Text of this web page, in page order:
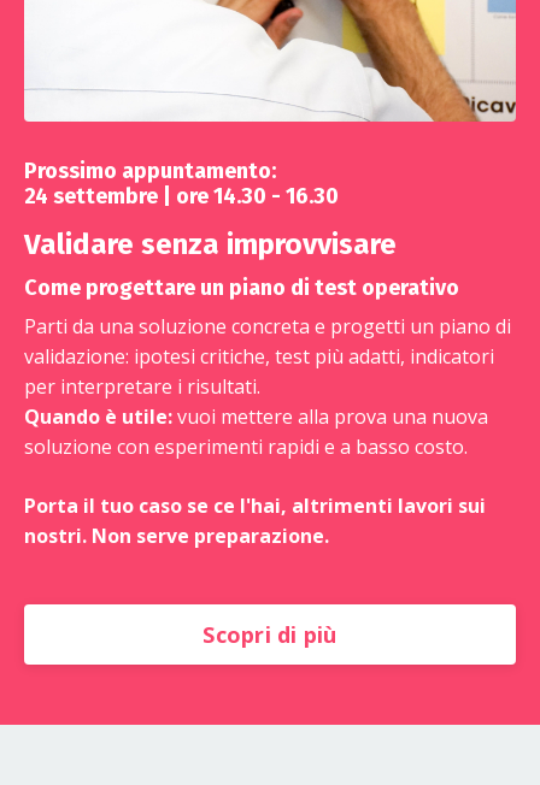
Prossimo appuntamento:
24 settembre | ore 14.30 - 16.30
Validare senza improvvisare
Come progettare un piano di test operativo
Parti da una soluzione concreta e progetti un piano di
validazione: ipotesi critiche, test più adatti, indicatori
per interpretare i risultati.
Quando è utile:vuoi mettere alla prova una nuova
soluzione con esperimenti rapidi e a basso costo.
Porta il tuo caso se ce l'hai, altrimenti lavori sui
nostri. Non serve preparazione.
Scopri di più